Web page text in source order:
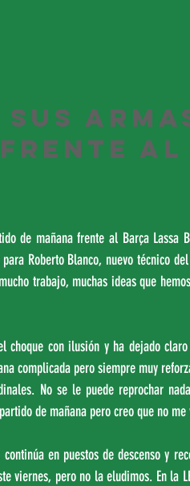
frente al
de mañana frente al Barça Lassa
Roberto Blanco, nuevo técnico
trabajo, muchas ideas que
choque con ilusión y ha dejado
complicada pero siempre muy
No se le puede reprochar
de mañana pero creo que no me
en puestos de descenso y
viernes, pero no la eludimos. En la